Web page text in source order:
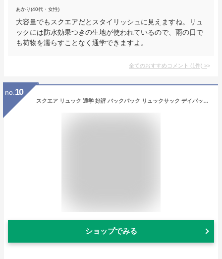
あかり(40代・女性)
大容量でもスクエアだとスタイリッシュに見えますね。リュ
ックには防水効果つきの生地が使われているので、雨の日で
も荷物を濡らすことなく通学できますよ。
全てのおすすめコメント (1件) >
no. 10
スクエア リュック 通学 好評 バックパック リュックサック デイパック スポーツリュック 約 35l 33l 大容量 高校生 男子 女子 おしゃれ メンズ レディース 黒 ブラック ピンク パープル ネイビー 防災リュック BODY WOLF BW-37
ショップでみる